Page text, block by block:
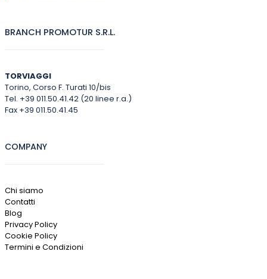
BRANCH PROMOTUR S.R.L.
TORVIAGGI
Torino, Corso F. Turati 10/bis
Tel. +39 011.50.41.42 (20 linee r.a.)
Fax +39 011.50.41.45
COMPANY
Chi siamo
Contatti
Blog
Privacy Policy
Cookie Policy
Termini e Condizioni